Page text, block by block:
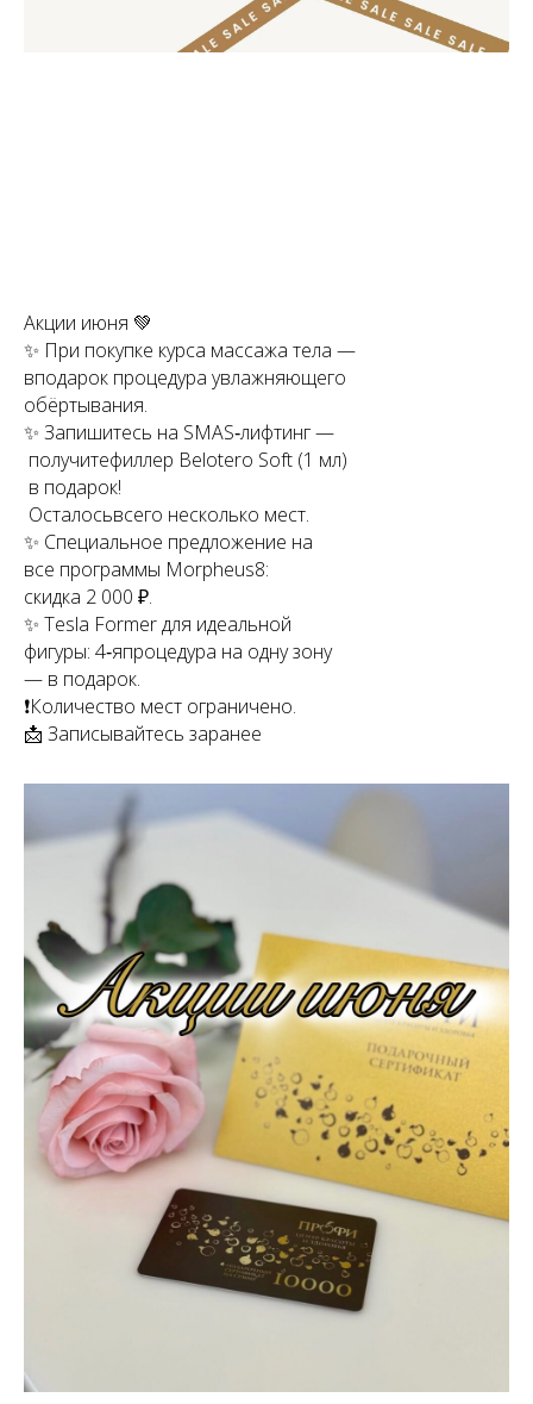
Акции июня 💚
✨ При покупке курса массажа тела —
вподарок процедура увлажняющего
обёртывания.
✨ Запишитесь на SMAS‑лифтинг —
получитефиллер Belotero Soft (1 мл)
в подарок!
Осталосьвсего несколько мест.
✨ Специальное предложение на
все программы Morpheus8:
скидка 2 000 ₽.
✨ Tesla Former для идеальной
фигуры: 4‑япроцедура на одну зону
— в подарок.
❗️Количество мест ограничено.
📩 Записывайтесь заранее